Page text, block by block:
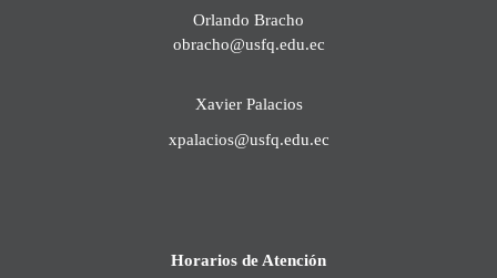
Orlando Bracho
obracho@usfq.edu.ec
Xavier Palacios
xpalacios@usfq.edu.ec
Horarios de Atención